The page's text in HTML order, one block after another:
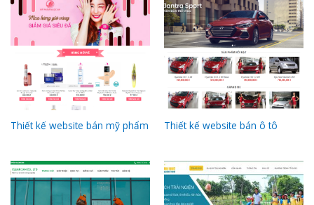
Thiết kế website bán mỹ phẩm Thiết kế website bán ô tô